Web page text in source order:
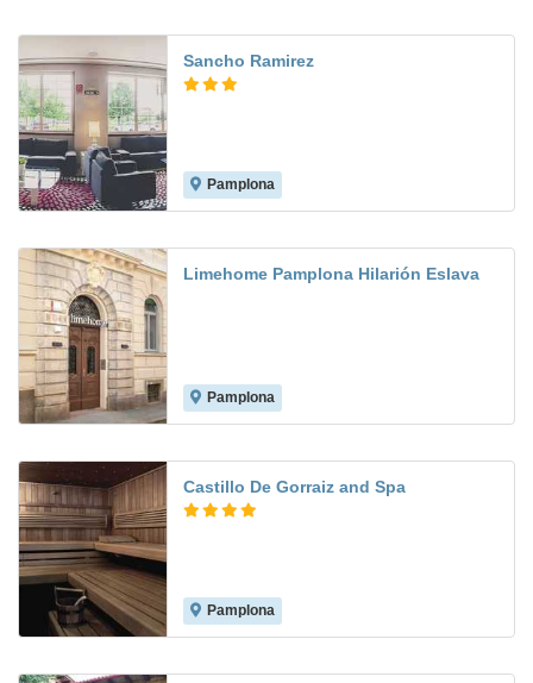
Sancho Ramirez
Pamplona
Limehome Pamplona Hilarión Eslava
Pamplona
Castillo De Gorraiz and Spa
Pamplona